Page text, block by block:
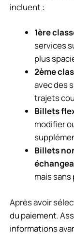
incluent :
1ère
services
plus
2ème
avec des
trajets
Billets
modifier
Billets
mais
Après avoir
du paiement.
informations